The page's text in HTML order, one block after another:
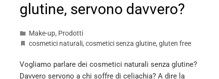
glutine, servono davvero?
Make-up, Prodotti
cosmetici naturali, cosmetici senza glutine, gluten free
Vogliamo parlare dei cosmetici naturali senza glutine?
Davvero servono a chi soffre di celiachia? A dire la